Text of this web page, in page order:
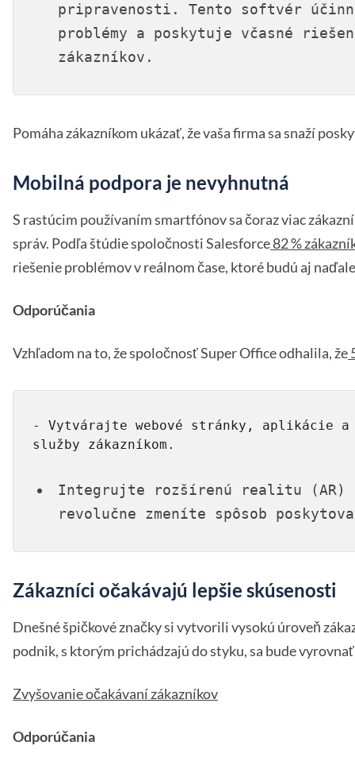
pripravenosti. Tento softvér
problémy a poskytuje včasné
zákazníkov.
Pomáha zákazníkom ukázať, že vaša firma sa snaží
Mobilná podpora je nevyhnutná
S rastúcim používaním smartfónov sa čoraz viac
správ. Podľa štúdie spoločnosti Salesforce82 %
riešenie problémov v reálnom čase, ktoré budú aj
Odporúčania
Vzhľadom na to, že spoločnosť Super Office odhalila, že
- Vytvárajte webové stránky, aplikácie a
Integrujte rozšírenú realitu (AR)
revolučne zmeníte spôsob
Zákazníci očakávajú lepšie skúsenosti
Dnešné špičkové značky si vytvorili vysokú úroveň
podnik, s ktorým prichádzajú do styku, sa bude
Zvyšovanie očakávaní zákazníkov
Odporúčania